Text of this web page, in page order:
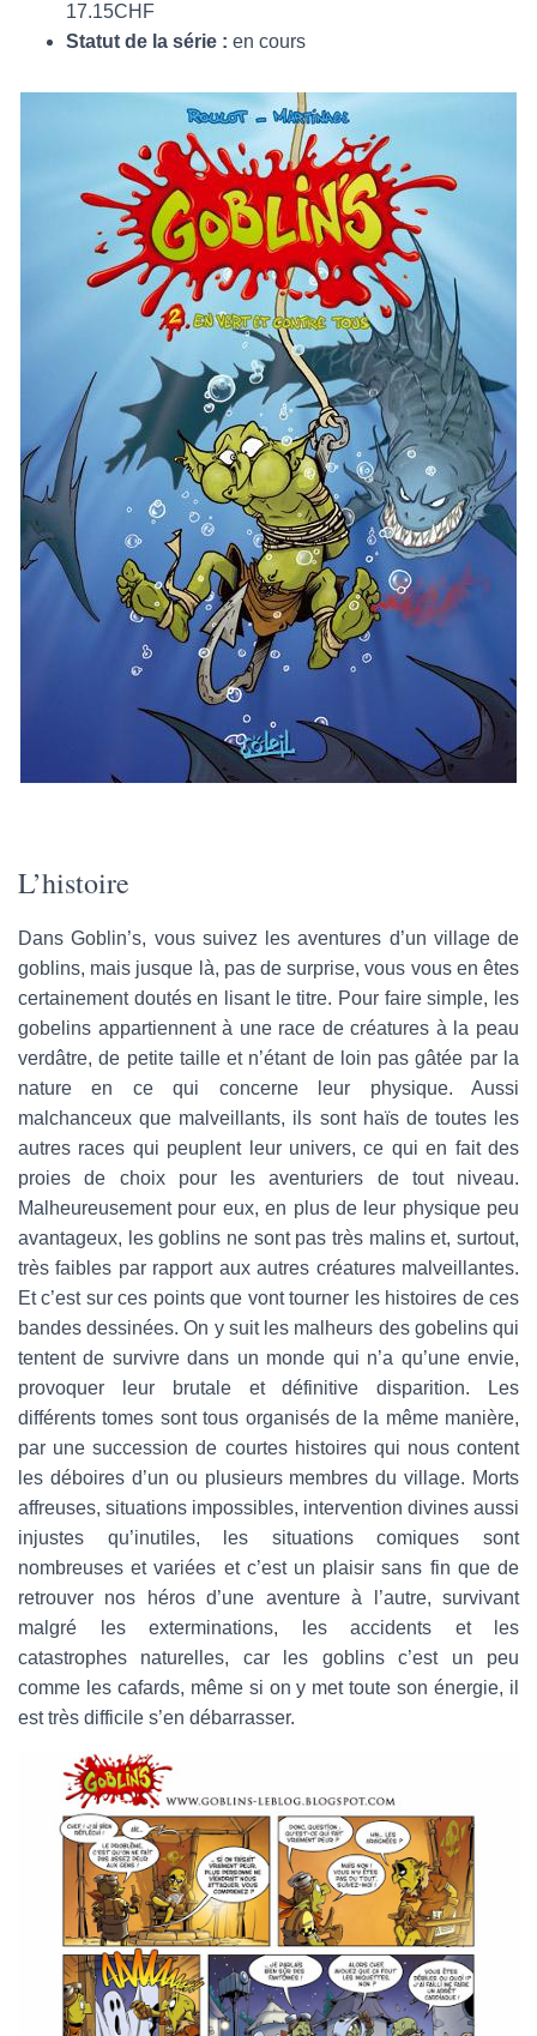
17.15CHF
Statut de la série : en cours
L’histoire
Dans Goblin’s, vous suivez les aventures d’un village de
goblins, mais jusque là, pas de surprise, vous vous en êtes
certainement doutés en lisant le titre. Pour faire simple, les
gobelins appartiennent à une race de créatures à la peau
verdâtre, de petite taille et n’étant de loin pas gâtée par la
nature en ce qui concerne leur physique. Aussi
malchanceux que malveillants, ils sont haïs de toutes les
autres races qui peuplent leur univers, ce qui en fait des
proies de choix pour les aventuriers de tout niveau.
Malheureusement pour eux, en plus de leur physique peu
avantageux, les goblins ne sont pas très malins et, surtout,
très faibles par rapport aux autres créatures malveillantes.
Et c’est sur ces points que vont tourner les histoires de ces
bandes dessinées. On y suit les malheurs des gobelins qui
tentent de survivre dans un monde qui n’a qu’une envie,
provoquer leur brutale et définitive disparition. Les
différents tomes sont tous organisés de la même manière,
par une succession de courtes histoires qui nous content
les déboires d’un ou plusieurs membres du village. Morts
affreuses, situations impossibles, intervention divines aussi
injustes qu’inutiles, les situations comiques sont
nombreuses et variées et c’est un plaisir sans fin que de
retrouver nos héros d’une aventure à l’autre, survivant
malgré les exterminations, les accidents et les
catastrophes naturelles, car les goblins c’est un peu
comme les cafards, même si on y met toute son énergie, il
est très difficile s’en débarrasser.